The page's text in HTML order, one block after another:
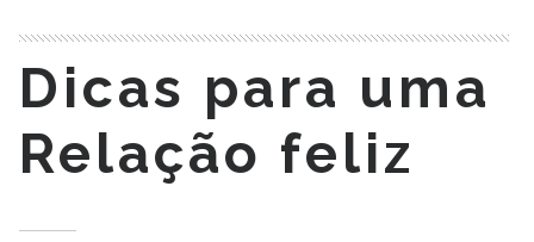
Dicas para uma
Relação feliz